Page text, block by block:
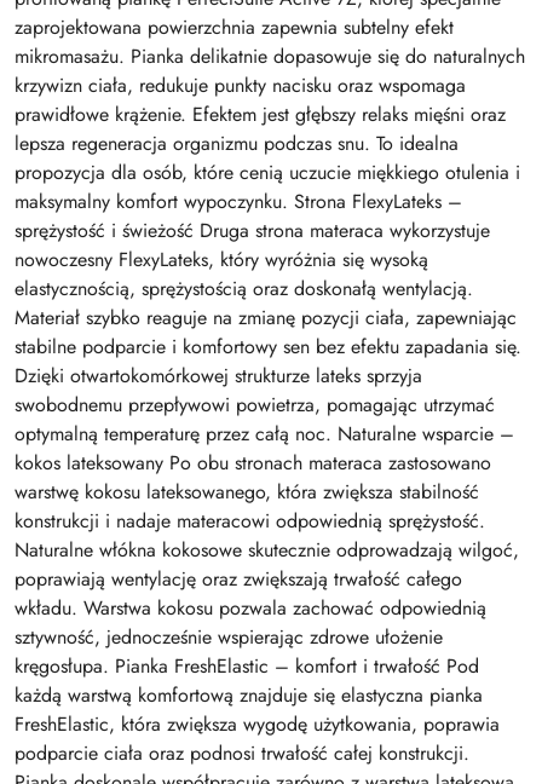
zaprojektowana powierzchnia zapewnia subtelny efekt
mikromasażu. Pianka delikatnie dopasowuje się do naturalnych
krzywizn ciała, redukuje punkty nacisku oraz wspomaga
prawidłowe krążenie. Efektem jest głębszy relaks mięśni oraz
lepsza regeneracja organizmu podczas snu. To idealna
propozycja dla osób, które cenią uczucie miękkiego otulenia i
maksymalny komfort wypoczynku. Strona FlexyLateks –
sprężystość i świeżość Druga strona materaca wykorzystuje
nowoczesny FlexyLateks, który wyróżnia się wysoką
elastycznością, sprężystością oraz doskonałą wentylacją.
Materiał szybko reaguje na zmianę pozycji ciała, zapewniając
stabilne podparcie i komfortowy sen bez efektu zapadania się.
Dzięki otwartokomórkowej strukturze lateks sprzyja
swobodnemu przepływowi powietrza, pomagając utrzymać
optymalną temperaturę przez całą noc. Naturalne wsparcie –
kokos lateksowany Po obu stronach materaca zastosowano
warstwę kokosu lateksowanego, która zwiększa stabilność
konstrukcji i nadaje materacowi odpowiednią sprężystość.
Naturalne włókna kokosowe skutecznie odprowadzają wilgoć,
poprawiają wentylację oraz zwiększają trwałość całego
wkładu. Warstwa kokosu pozwala zachować odpowiednią
sztywność, jednocześnie wspierając zdrowe ułożenie
kręgosłupa. Pianka FreshElastic – komfort i trwałość Pod
każdą warstwą komfortową znajduje się elastyczna pianka
FreshElastic, która zwiększa wygodę użytkowania, poprawia
podparcie ciała oraz podnosi trwałość całej konstrukcji.